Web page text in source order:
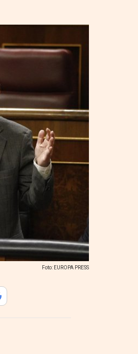
Foto: EUROPA PRESS